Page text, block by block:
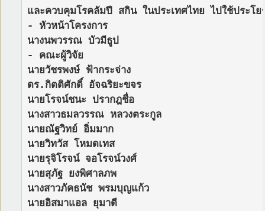
และควบคุมโรคลัมปี สกิน ในประเทศไทย ไปใช้ประโ
- หัวหน้าโครงการ
นางนพวรรณ บัวมีธูป
- คณะผู้วิจัย
นายวัชรพงษ์ ฟ้ากระจ่าง
ดร.กิตติศักดิ์ อัจฉริยะขจร
นายโรจน์ชนะ ปรากฎชื่อ
นางสาวธมลวรรณ หลวงตระกูล
นายณัฐวิทย์ อิ่มมาก
นายวิทวัส โหมดเทส
นายรุจิโรจน์ จอโรจน์วงศ์
นายสุภัฐ ยงพิศาลภพ
นางสาวภัคธนัช พรมบุญแก้ว
นายอิสมาแอล ยุมาดี